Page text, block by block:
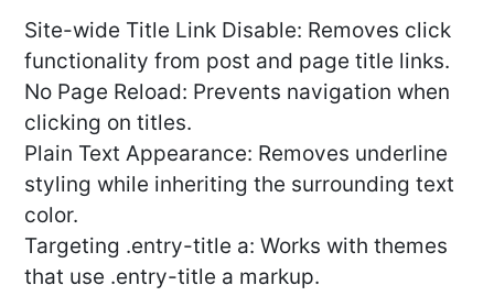
Site-wide Title Link Disable: Removes click
functionality from post and page title links.
No Page Reload: Prevents navigation when
clicking on titles.
Plain Text Appearance: Removes underline
styling while inheriting the surrounding text
color.
Targeting .entry-title a: Works with themes
that use .entry-title a markup.